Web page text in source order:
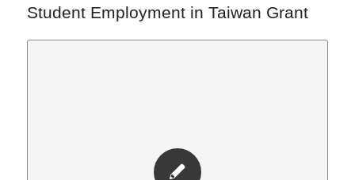
Student Employment in Taiwan Grant